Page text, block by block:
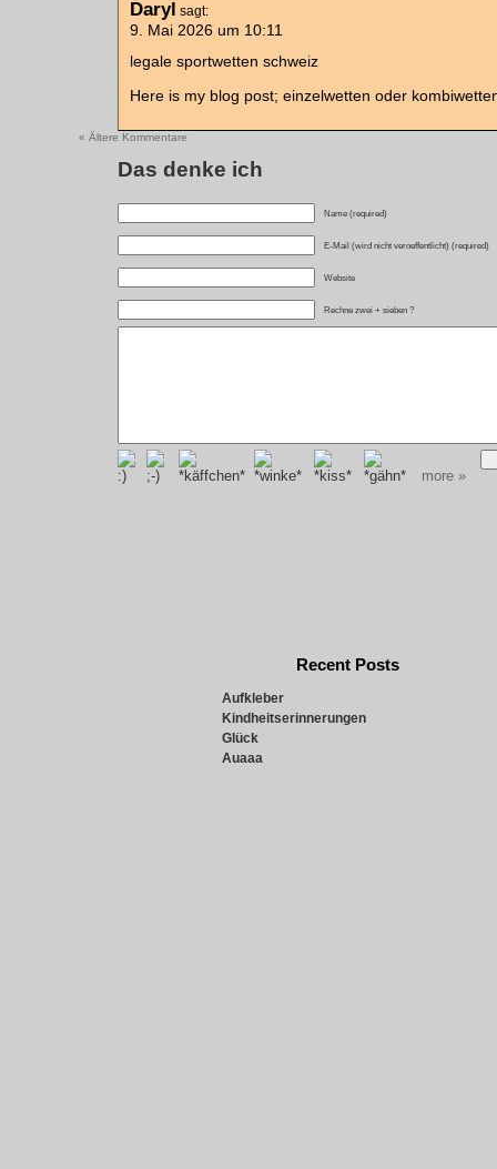
Daryl sagt:
9. Mai 2026 um 10:11
legale sportwetten schweiz
Here is my blog post; einzelwetten oder
« Ältere Kommentare
Das denke ich
Name (required)
E-Mail (wird nicht veroeffentlicht) (required)
Website
Rechne zwei + sieben ?
more »
Recent Posts
Aufkleber
Kindheitserinnerungen
Glück
Auaaa